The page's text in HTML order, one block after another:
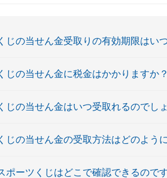
じの当せん金受取りの有効期限はい
じの当せん金に税金はかかりますか？
じの当せん金はいつ受取れるのでし
じの当せん金の受取方法はどのよう
ポーツくじはどこで確認できるので